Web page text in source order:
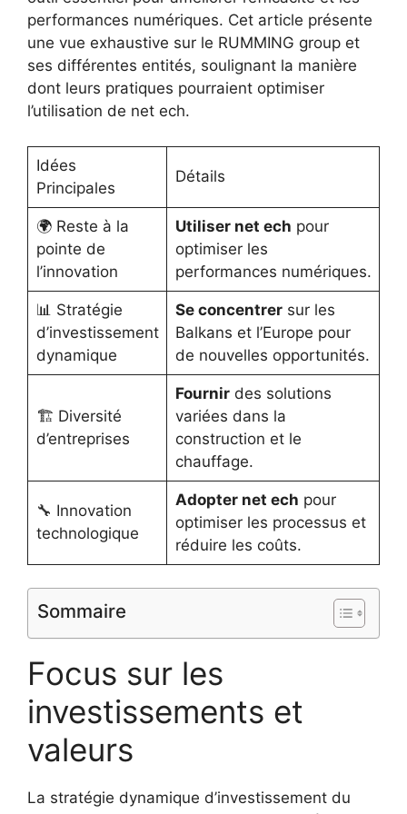
performances numériques. Cet article présente
une vue exhaustive sur le RUMMING group et
ses différentes entités, soulignant la manière
dont leurs pratiques pourraient optimiser
l’utilisation de net ech.
Idées
Principales
Détails
🌍 Reste à la
pointe de
l’innovation
Utiliser net ech pour
optimiser les
performances numériques.
📊 Stratégie
d’investissement
dynamique
Se concentrersur les
Balkans et l’Europe pour
de nouvelles opportunités.
🏗 Diversité
d’entreprises
Fournirdes solutions
variées dans la
construction et le
chauffage.
🔧 Innovation
technologique
Adopter net ech pour
optimiser les processus et
réduire les coûts.
Sommaire
Focus sur les
investissements et
valeurs
La stratégie dynamique d’investissement du